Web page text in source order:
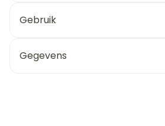
Gebruik
Gegevens